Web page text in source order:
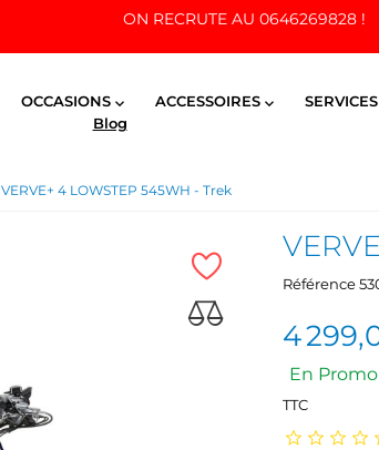
ON RECRUTE AU 0646269828 !
OCCASIONS  ACCESSOIRES  SERVICES
Blog
VERVE+ 4 LOWSTEP 545WH - Trek
Référence
4
En
TTC